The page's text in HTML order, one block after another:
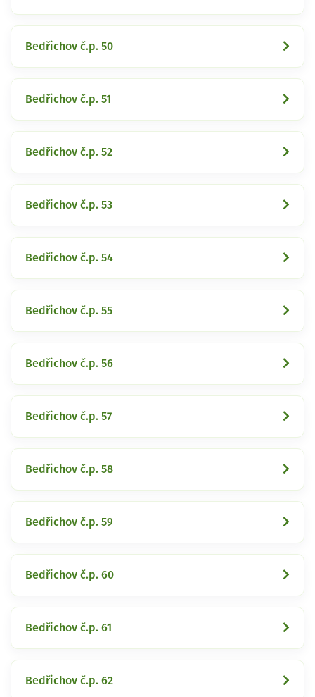
Bedřichov č.p. 50
Bedřichov č.p. 51
Bedřichov č.p. 52
Bedřichov č.p. 53
Bedřichov č.p. 54
Bedřichov č.p. 55
Bedřichov č.p. 56
Bedřichov č.p. 57
Bedřichov č.p. 58
Bedřichov č.p. 59
Bedřichov č.p. 60
Bedřichov č.p. 61
Bedřichov č.p. 62